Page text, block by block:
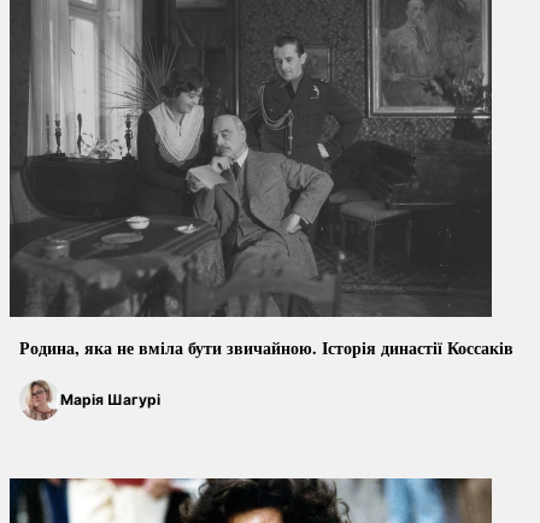
Родина, яка не вміла бути звичайною. Історія династії Коссаків
Марія Шагурі